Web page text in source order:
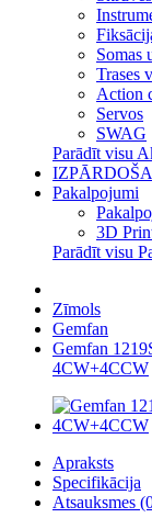
Somas
Trases
Action
Servos
SWAG
Parādīt visu
Pakalpojumi
3D
Parādīt visu
Zīmols
Gemfan
Gemfan
4CW+4CCW
Apraksts
Specifikācija
Atsauksmes